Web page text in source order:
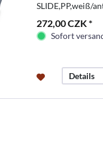
SLIDE,PP,weiß/
272,00 CZK *
Sofort
Details